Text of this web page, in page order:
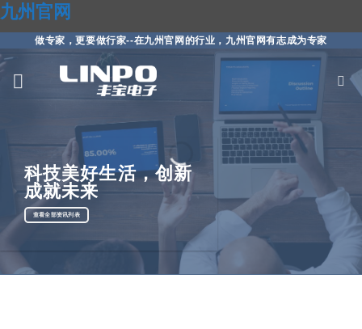
九州官网
做专家，更要做行家--在九州官网的行业，九州官网有志成为专家
科技美好生活，创新
成就未来
查看全部资讯列表